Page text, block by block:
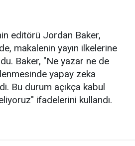
editörü Jordan Baker,
makalenin yayın ilkelerine
Baker, "Ne yazar ne de
yapay zeka
Bu durum açıkça kabul
ifadelerini kullandı.